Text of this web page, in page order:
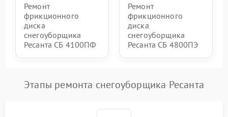
Ремонт
фрикционного
диска
снегоуборщика
Ресанта СБ 4100ПФ
Ремонт
фрикционного
диска
снегоуборщика
Ресанта СБ 4800ПЭ
Этапы ремонта снегоуборщика Ресанта